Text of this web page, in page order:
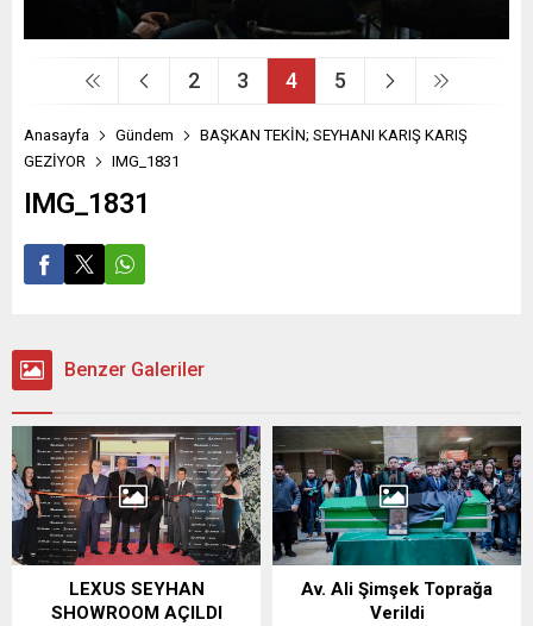
2 3 4 5
Anasayfa Gündem
BAŞKAN TEKİN; SEYHANI KARIŞ KARIŞ
GEZİYOR
IMG_1831
IMG_1831
Benzer Galeriler
LEXUS SEYHAN
SHOWROOM AÇILDI
Av. Ali Şimşek Toprağa
Verildi